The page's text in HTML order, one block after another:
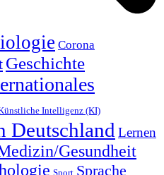
Corona
Geschichte
Intelligenz (KI)
Deutschland Lernen
Gesundheit
Sport Sprache